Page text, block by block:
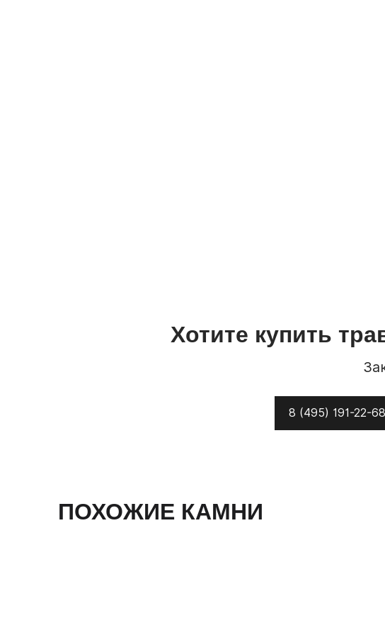
Хотите купить
8 (495) 191-22-68
ПОХОЖИЕ КАМНИ